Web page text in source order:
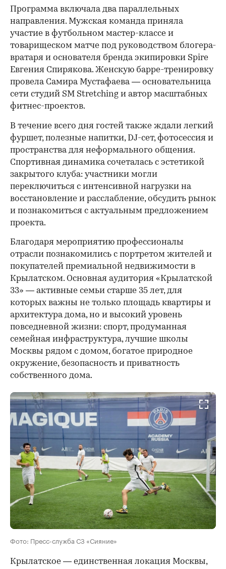
Программа включала два параллельных
направления. Мужская команда приняла
участие в футбольном мастер-классе и
товарищеском матче под руководством блогера-
вратаря и основателя бренда экипировки Spire
Евгения Спирякова. Женскую барре-тренировку
провела Самира Мустафаева — основательница
сети студий SM Stretching и автор масштабных
фитнес-проектов.
В течение всего дня гостей также ждали легкий
фуршет, полезные напитки, DJ-сет, фотосессия и
пространства для неформального общения.
Спортивная динамика сочеталась с эстетикой
закрытого клуба: участники могли
переключиться с интенсивной нагрузки на
восстановление и расслабление, обсудить рынок
и познакомиться с актуальным предложением
проекта.
Благодаря мероприятию профессионалы
отрасли познакомились с портретом жителей и
покупателей премиальной недвижимости в
Крылатском. Основная аудитория «Крылатской
33» — активные семьи старше 35 лет, для
которых важны не только площадь квартиры и
архитектура дома, но и высокий уровень
повседневной жизни: спорт, продуманная
семейная инфраструктура, лучшие школы
Москвы рядом с домом, богатое природное
окружение, безопасность и приватность
собственного дома.
Фото: Пресс-служба СЗ «Сияние»
Крылатское — единственная локация Москвы,